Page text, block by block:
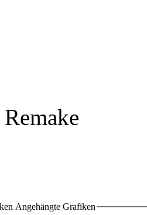
Angehängte Grafiken